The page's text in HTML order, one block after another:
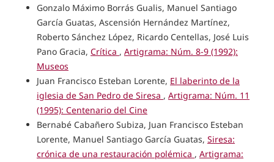
Gonzalo Máximo Borrás Gualis, Manuel Santiago
García Guatas, Ascensión Hernández Martínez,
Roberto Sánchez López, Ricardo Centellas, José Luis
Pano Gracia, Crítica , Artigrama: Núm. 8-9 (1992):
Museos
Juan Francisco Esteban Lorente, El laberinto de la
iglesia de San Pedro de Siresa , Artigrama: Núm. 11
(1995): Centenario del Cine
Bernabé Cabañero Subiza, Juan Francisco Esteban
Lorente, Manuel Santiago García Guatas, Siresa:
crónica de una restauración polémica , Artigrama: